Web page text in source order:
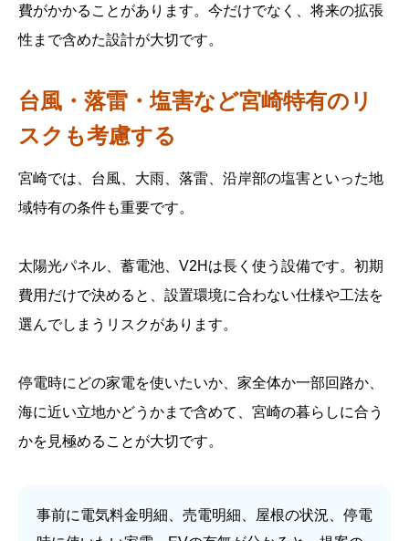
費がかかることがあります。今だけでなく、将来の拡張
性まで含めた設計が大切です。
台風・落雷・塩害など宮崎特有のリ
スクも考慮する
宮崎では、台風、大雨、落雷、沿岸部の塩害といった地
域特有の条件も重要です。
太陽光パネル、蓄電池、V2Hは長く使う設備です。初期
費用だけで決めると、設置環境に合わない仕様や工法を
選んでしまうリスクがあります。
停電時にどの家電を使いたいか、家全体か一部回路か、
海に近い立地かどうかまで含めて、宮崎の暮らしに合う
かを見極めることが大切です。
事前に電気料金明細、売電明細、屋根の状況、停電